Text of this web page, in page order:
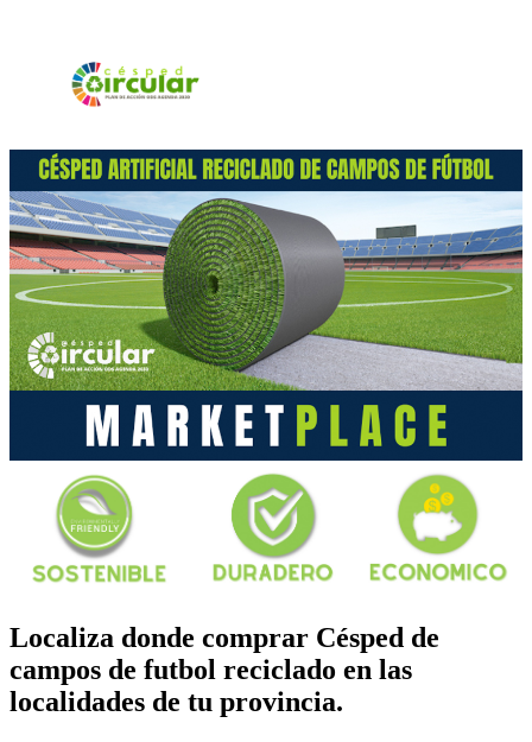
Localiza donde comprar Césped de
campos de futbol reciclado en las
localidades de tu provincia.